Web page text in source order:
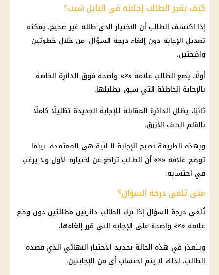
كيف يغير الطالب إجابته في البابل شيت؟
إذا اكتشف الطالب أن الاختيار الذي ظلله غير صحيح، يمكنه
تعديل الإجابة دون إلغاء درجة السؤال، من خلال خطوتين
واضحتين.
أولًا، يضع الطالب علامة «×» واضحة فوق الدائرة الخاصة
بالإجابة الخاطئة التي سبق تظليلها.
ثانيًا، يظلل الدائرة المقابلة للإجابة الجديدة تظليلًا كاملًا
بالقلم الجاف الأزرق.
وبهذه الطريقة تصبح الإجابة الثانية هي المعتمدة، بينما
توضح علامة «×» أن الطالب تراجع عن اختياره الأول ولا يرغب
في احتسابه.
متى تلغى درجة السؤال؟
تُلغى درجة السؤال إذا ترك الطالب دائرتين مظللتين دون وضع
علامة «×» واضحة على الإجابة التي قرر إلغاءها.
ويتعذر في هذه الحالة تحديد الاختيار النهائي الذي قصده
الطالب، لذلك لا يتم احتساب أي من الإجابتين.